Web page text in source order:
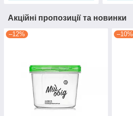
Акційні пропозиції та новинки
–12% –10%